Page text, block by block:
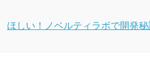
ほしい！ノベルティラボで開発